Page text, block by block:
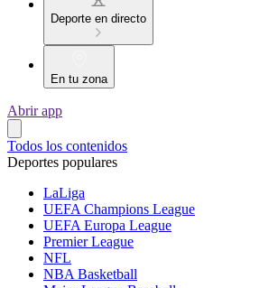
Deporte en directo
En tu zona
Abrir app
Todos los contenidos
Deportes populares
LaLiga
UEFA Champions League
UEFA Europa League
Premier League
NFL
NBA Basketball